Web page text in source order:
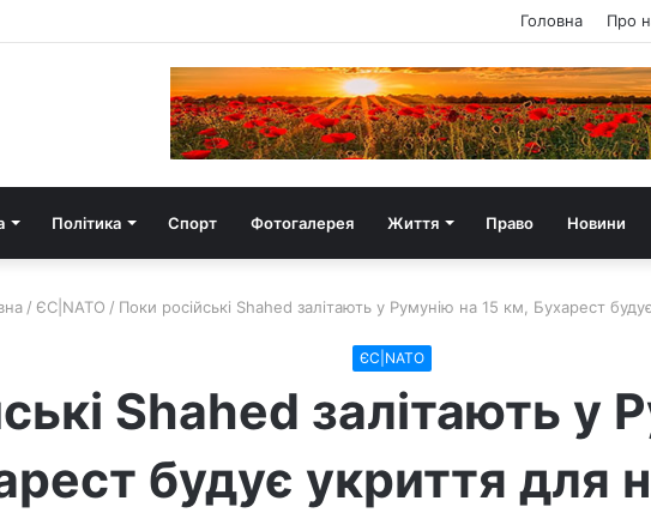
Головна Про
Політика Спорт Фотогалерея Життя Право Новини
/ ЄС|NATO / Поки російські Shahed залітають у Румунію на 15 км, Бухарест
ЄС|NATO
Shahed залітають у
будує укриття для